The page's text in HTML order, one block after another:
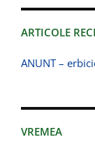
ARTICOLE
ANUNT –
VREMEA